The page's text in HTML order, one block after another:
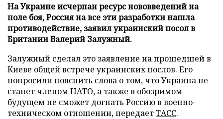
На Украине исчерпан ресурс нововведений на
поле боя, Россия на все эти разработки нашла
противодействие, заявил украинский посол в
Британии Валерий Залужный.
Залужный сделал это заявление на прошедшей в
Киеве общей встрече украинских послов. Его
попросили пояснить слова о том, что Украина не
станет членом НАТО, а также в обозримом
будущем не сможет догнать Россию в военно-
техническом отношении, передаетТАСС.